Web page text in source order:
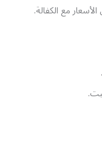
مع الكفالة.